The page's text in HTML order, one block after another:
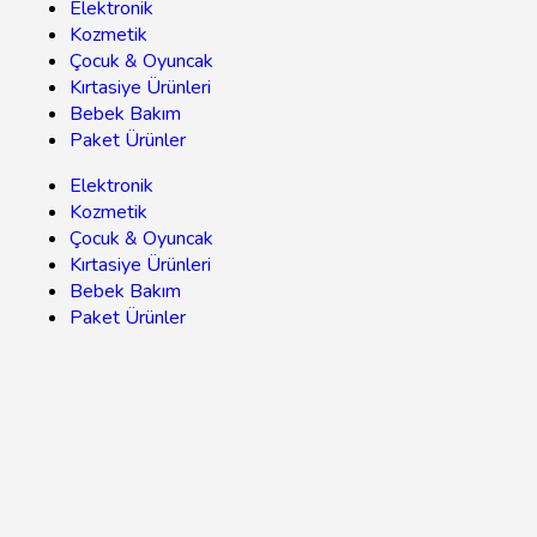
Elektronik
Kozmetik
Çocuk & Oyuncak
Kırtasiye Ürünleri
Bebek Bakım
Paket Ürünler
Elektronik
Kozmetik
Çocuk & Oyuncak
Kırtasiye Ürünleri
Bebek Bakım
Paket Ürünler